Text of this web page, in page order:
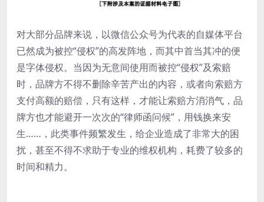
对大部分品牌来说，以微信公众号为代表的自媒体平台
已然成为被控“侵权”的高发阵地，而其中首当其冲的便
是字体侵权。当因为无意间使用而被控“侵权”及索赔
时，品牌方不得不删除辛苦产出的内容，或者向索赔方
支付高额的赔偿，只有这样，才能让索赔方消消气，品
牌方也才能避开一次次的“律师函问候”，用钱换来安
生……，此类事件频繁发生，给企业造成了非常大的困
扰，甚至不得不求助于专业的维权机构，耗费了较多的
时间和精力。